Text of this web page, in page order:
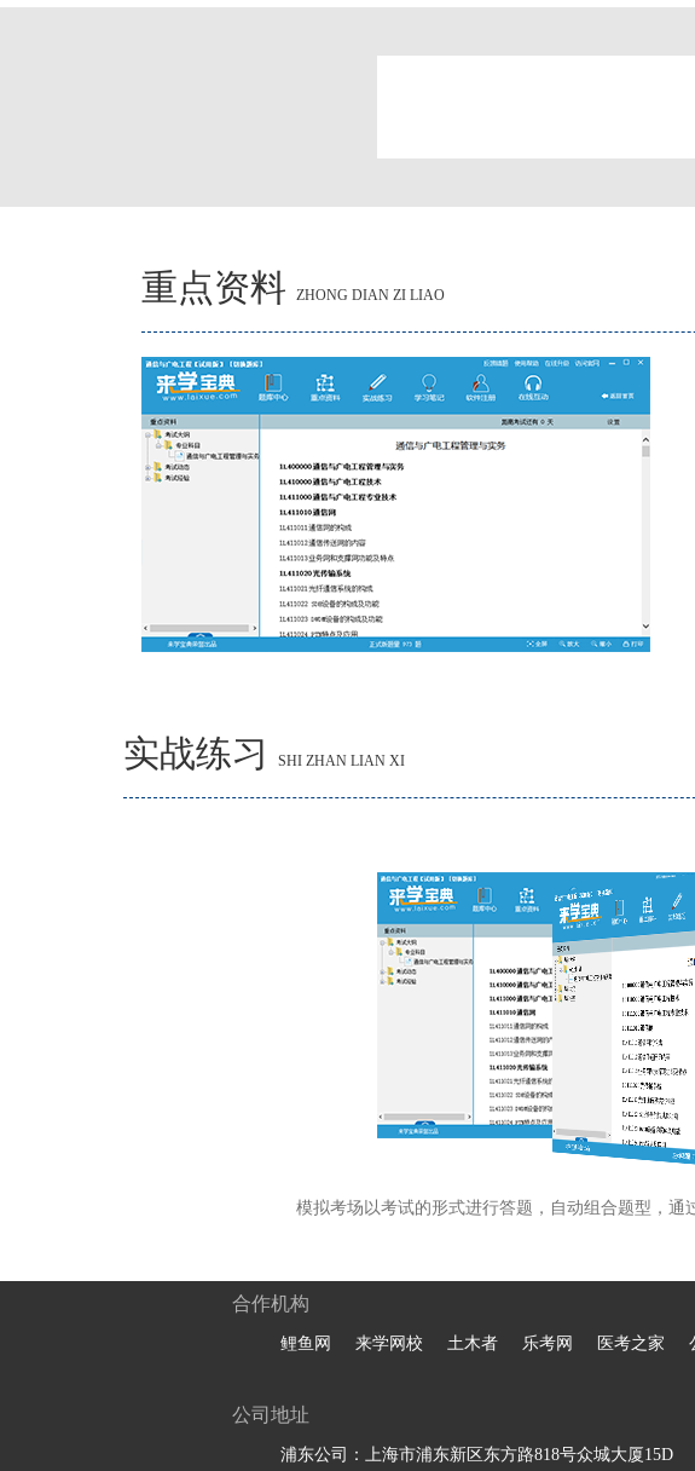
重点资料 ZHONG DIAN ZI LIAO
实战练习 SHI ZHAN LIAN XI
模拟考场以考试的形式进行答题，自动组合题型，通
合作机构
鲤鱼网 来学网校 土木者 乐考网 医考之家
公司地址
浦东公司：上海市浦东新区东方路818号众城大厦15D